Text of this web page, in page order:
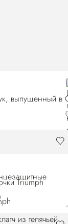
выпущенный
Triumph